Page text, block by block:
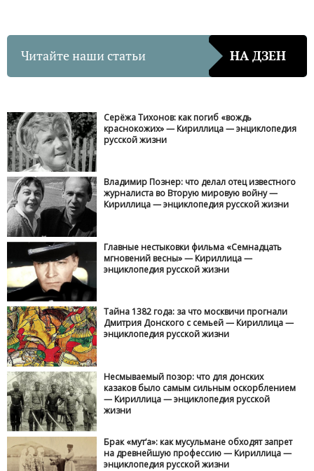
Читайте наши статьи НА ДЗЕН
Серёжа Тихонов: как погиб «вождь
краснокожих» — Кириллица — энциклопедия
русской жизни
Владимир Познер: что делал отец известного
журналиста во Вторую мировую войну —
Кириллица — энциклопедия русской жизни
Главные нестыковки фильма «Семнадцать
мгновений весны» — Кириллица —
энциклопедия русской жизни
Тайна 1382 года: за что москвичи прогнали
Дмитрия Донского с семьей — Кириллица —
энциклопедия русской жизни
Несмываемый позор: что для донских
казаков было самым сильным оскорблением
— Кириллица — энциклопедия русской
жизни
Брак «мут‘а»: как мусульмане обходят запрет
на древнейшую профессию — Кириллица —
энциклопедия русской жизни